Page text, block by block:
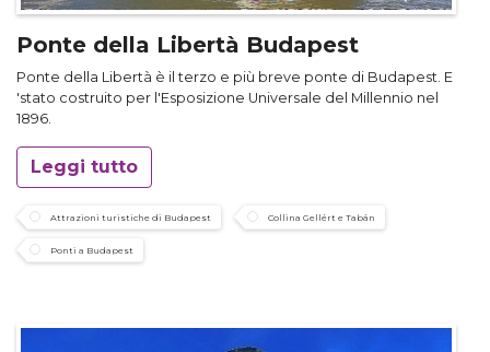
Ponte della Libertà Budapest
Ponte della Libertà è il terzo e più breve ponte di Budapest. E
'stato costruito per l'Esposizione Universale del Millennio nel
1896.
Leggi tutto
Attrazioni turistiche di Budapest Collina Gellért e Tabán
Ponti a Budapest